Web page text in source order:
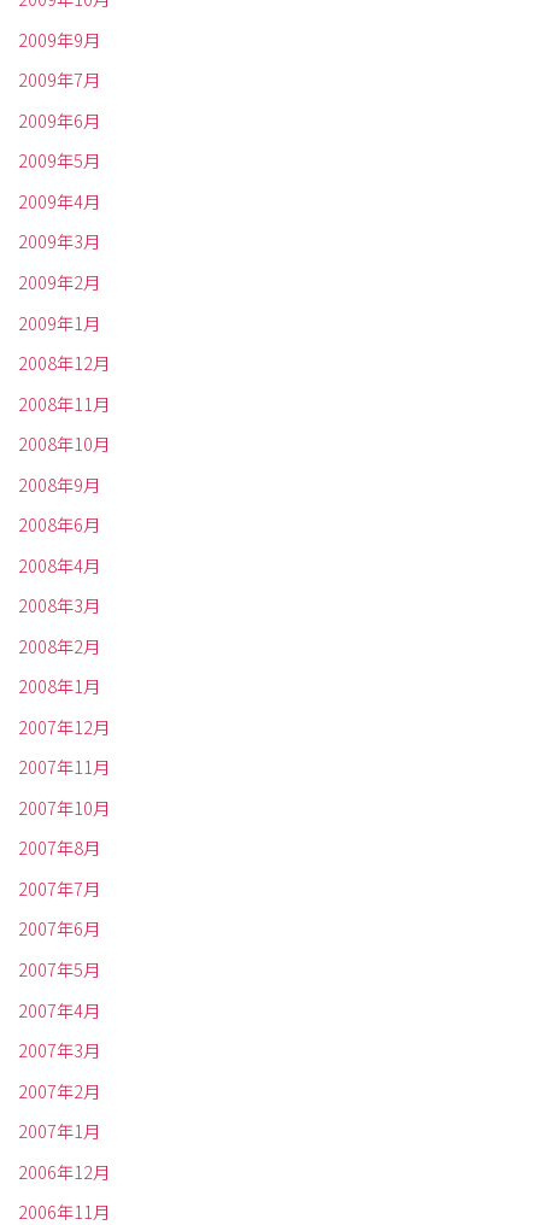
2009年9月
2009年7月
2009年6月
2009年5月
2009年4月
2009年3月
2009年2月
2009年1月
2008年12月
2008年11月
2008年10月
2008年9月
2008年6月
2008年4月
2008年3月
2008年2月
2008年1月
2007年12月
2007年11月
2007年10月
2007年8月
2007年7月
2007年6月
2007年5月
2007年4月
2007年3月
2007年2月
2007年1月
2006年12月
2006年11月